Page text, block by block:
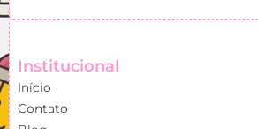
Institucional
Início
Contato